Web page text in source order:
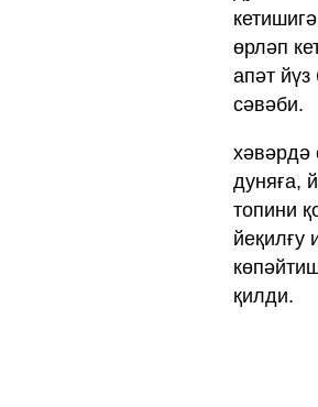
өрләп
апәт
сәвәби.
хәвәрдә
дуняға,
топини
йеқилғу
қилди.